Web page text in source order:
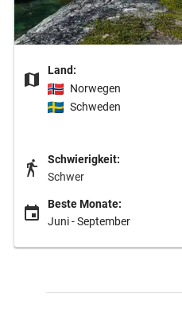
Land:
Norwegen
Schweden
Schwierigkeit:
Schwer
Beste Monate:
Juni - September